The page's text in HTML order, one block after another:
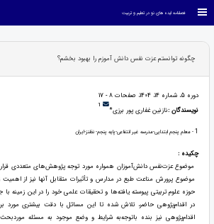
فصلنامه ایده های نو در تعلیم و تربیت
چگونه توانستم عزت نفس دانش آموزم را بهبود بخشم؟
دوره 5، شماره 14، 1404، صفحات 8 - 17
نویسندگان :نازنین غفاری پور برزی* 1
1- معلم پنجم ابتدایی-مدرسه غیر انتفاعی-پایه پنجم- نظنز-ایران
چکیده :
موضوع عزت‌نفس دانش‌آموزان همواره مورد توجه پژوهش‌های متعددی قرار
موضوع پرورش مناعت طبع در مدارس و تأثیرات متقابل آنها نیز از اهمیت
حوزه علوم تربیتی پیوسته یافته‌ها و تحقیقات علمی خود را در این زمینه با
در اقدام‌پژوهی حاضر، تلاش شده تا این مسائل با دقت بیشتری مورد
اقدام‌پژوهی نیز بنده باتوجه‌به شرایط و وضع موجود به مسئله